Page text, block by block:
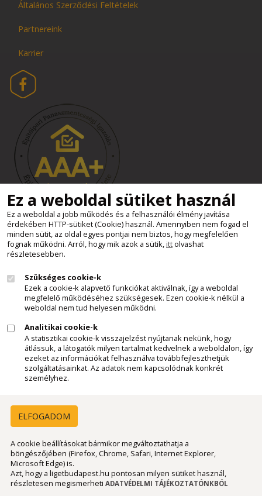
Általános Szerződési Feltételek
Partnereink
Karrier
Süti beállítások
Minden jog fenntartva - Kemax Kft.
Felhívjuk látogatóink figyelmét, hogy a honlapunkon szereplő
minden tartalom, szöveges leírás, képi anyag, videó, stb., a
Kemax Kft. szellemi tulajdonát képezi és mint ilyen, az 1999. évi
illetve a törvény egyéb ide vonatkozó rendelkezései szerint,
szerzői jogvédelem alatt áll. Az említett anyagok, előzetes
engedélyünk nélkül történő bárminemű felhasználása,
másolása, terjesztése, forrásmegjelölés nélküli hivatkozása
felelősségét is. Ha valaki bármilyen anyagunkat, bármilyen
célból fel szeretné használni, kérjük, hogy az idézett törvény
által előírt szerződéskötés céljából keressék irodánkat a
"Kapcsolat" menűpontban található elérhetőségeinken.
Ez a weboldal sütiket használ
Ez a weboldal a jobb működés és a felhasználói élmény javítása
érdekében HTTP-sütiket (Cookie) használ. Amennyiben nem fogad el
minden sütit, az oldal egyes pontjai nem biztos, hogy megfelelően
fognak működni. Arról, hogy mik azok a sütik, ittolvashat
részletesebben.
Szükséges cookie-k
Ezek a cookie-k alapvető funkciókat aktiválnak, így a weboldal
megfelelő működéséhez szükségesek. Ezen cookie-k nélkül a
weboldal nem tud helyesen működni.
Analitikai cookie-k
A statisztikai cookie-k visszajelzést nyújtanak nekünk, hogy
átlássuk, a látogatók milyen tartalmat kedvelnek a weboldalon, így
ezeket az információkat felhasználva továbbfejleszthetjük
szolgáltatásainkat. Az adatok nem kapcsolódnak konkrét
személyhez.
A cookie beállításokat bármikor megváltoztathatja a
böngészőjében (Firefox, Chrome, Safari, Internet Explorer,
Microsoft Edge) is.
Azt, hogy a ligetbudapest.hu pontosan milyen sütiket használ,
részletesen megismerheti ADATVÉDELMI TÁJÉKOZTATÓNKBÓL
ELFOGADOM